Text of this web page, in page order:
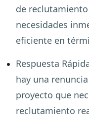
de
necesidades
eficiente en
Respuesta
hay una
proyecto que
reclutamiento